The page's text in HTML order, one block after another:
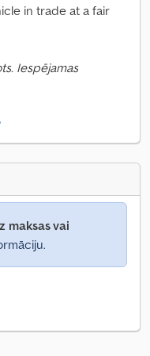
in trade at a fair
Iespējamas
maksas vai